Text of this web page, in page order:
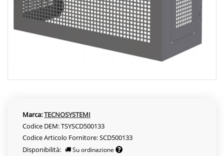
Marca:TECNOSYSTEMI
Codice DEM: TSYSCD500133
Codice Articolo Fornitore: SCD500133
Disponibilità:
Su ordinazione